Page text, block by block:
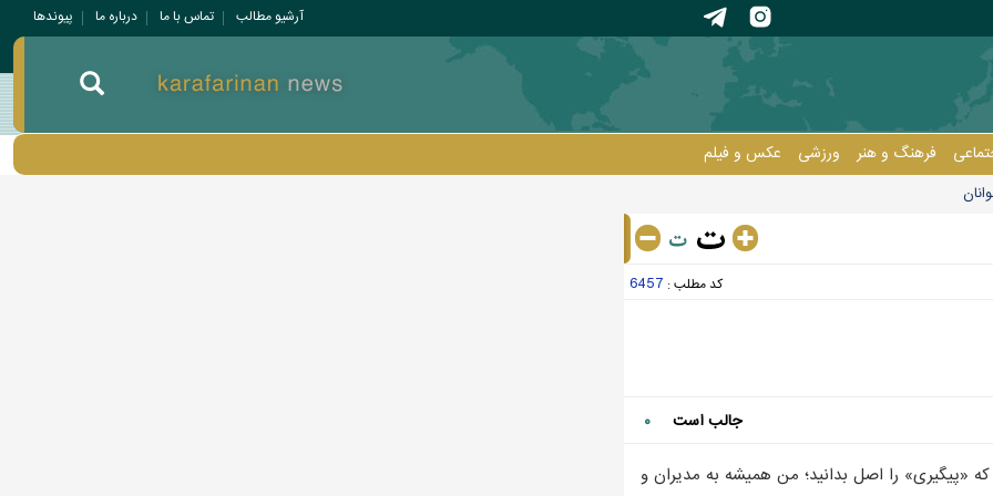
آرشیو مطالب تماس با ما درباره ما پيوندها
فرهنگ و هنر ورزشی عکس و فيلم
کد مطلب : 6457
جالب است ۰
«پیگیری» را اصل بدانید؛ من همیشه به مدیران و